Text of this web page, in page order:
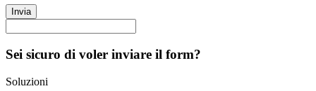
Invia
Sei sicuro di voler inviare il form?
Soluzioni